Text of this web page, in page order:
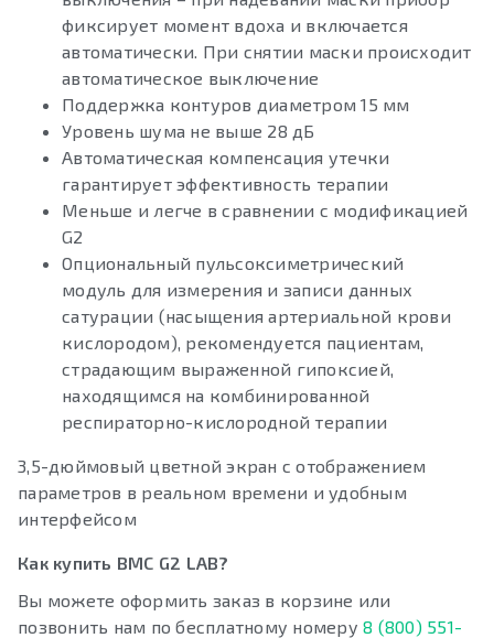
фиксирует момент вдоха и включается
автоматически. При снятии маски происходит
автоматическое выключение
Поддержка контуров диаметром 15 мм
Уровень шума не выше 28 дБ
Автоматическая компенсация утечки
гарантирует эффективность терапии
Меньше и легче в сравнении с модификацией
G2
Опциональный пульсоксиметрический
модуль для измерения и записи данных
сатурации (насыщения артериальной крови
кислородом), рекомендуется пациентам,
страдающим выраженной гипоксией,
находящимся на комбинированной
респираторно-кислородной терапии
3,5-дюймовый цветной экран с отображением
параметров в реальном времени и удобным
интерфейсом
Как купить BMC G2 LAB?
Вы можете оформить заказ в корзине или
позвонить нам по бесплатному номеру 8 (800) 551-